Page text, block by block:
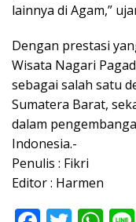
lainnya di Agam,”
Dengan prestasi
Wisata Nagari
sebagai salah satu
Sumatera Barat,
dalam
Indonesia.-
Penulis : Fikri
Editor : Harmen